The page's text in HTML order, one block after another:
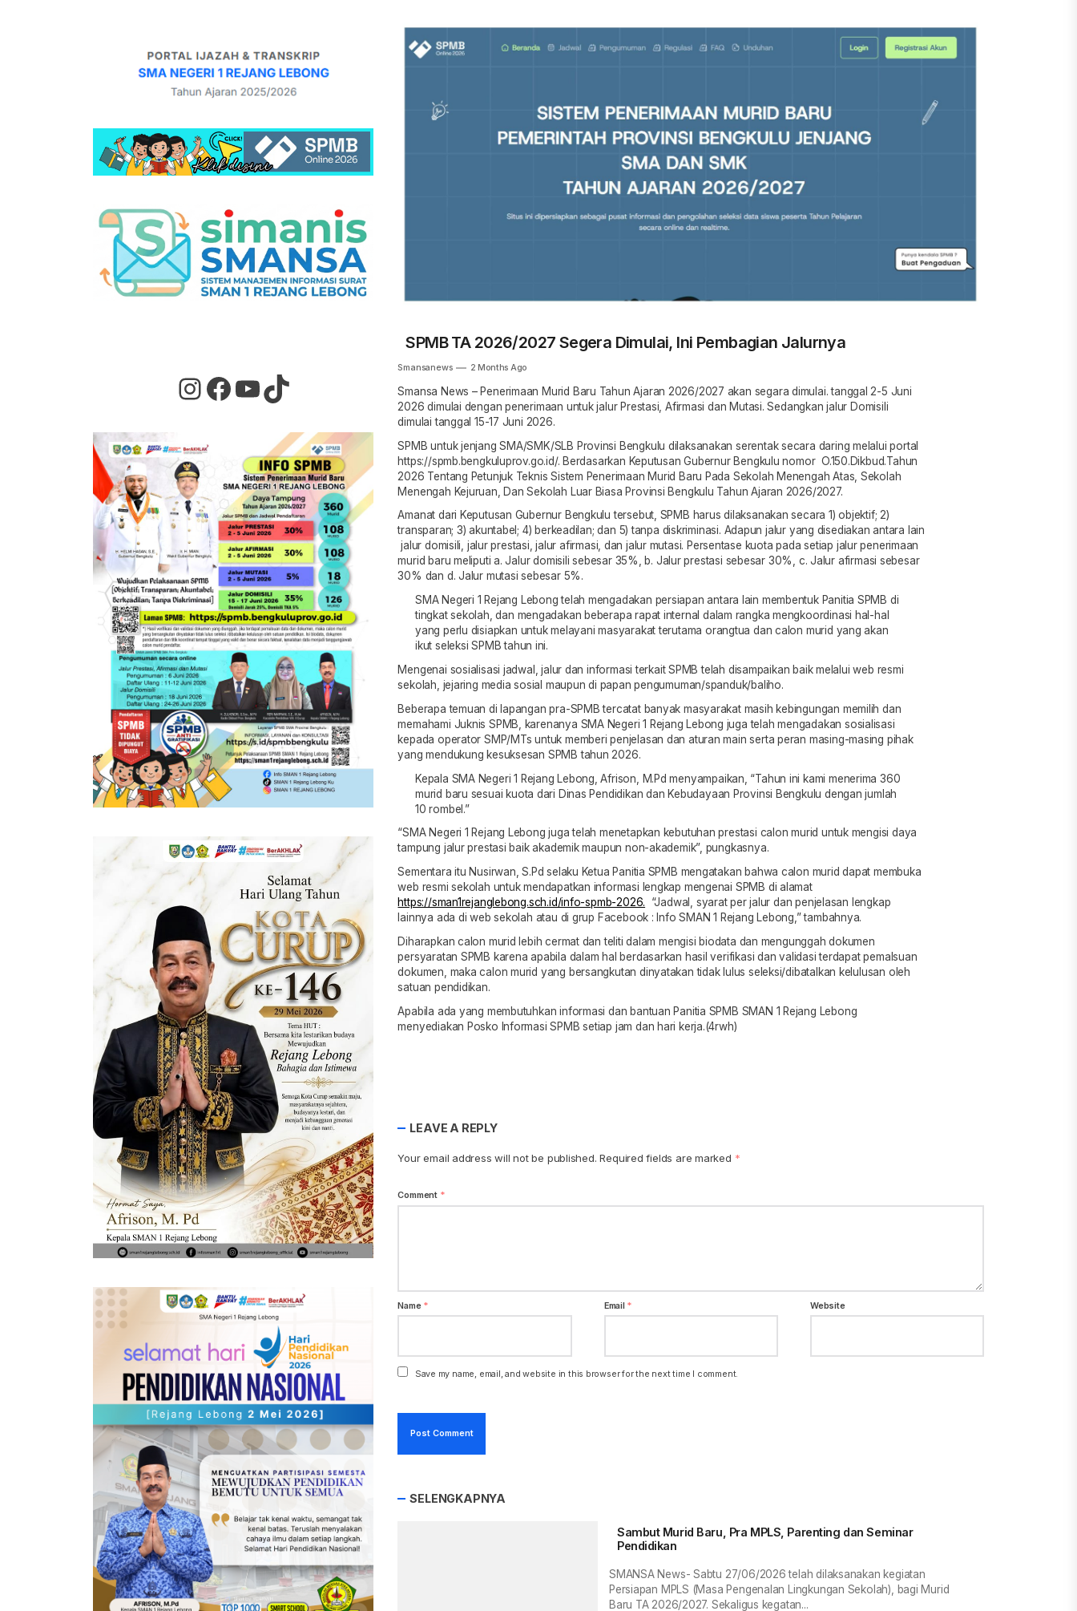
SMAN 1 Rejang Lebong Masuk Top 100 Nasional SIMT Kemendikdasmen, Peringkat 75 dari 9.300 SMA Indonesia
SIMANIS-SMANSA Sistem Manajemen Arsip dan Informasi Surat, Menuju Smart School – Edugital
Tim LCC 4 Pilar MPR SMAN 1 RL, Wakili Rejang Lebong Menuju Tingkat Provinsi
PMR SMANSA Pramabansa Juara Umum di Mahoni Championship XXIII 2026
SPMB TA 2026/2027 Segera Dimulai, Ini Pembagian Jalurnya
Smansanews 2 Months Ago
Smansa News – Penerimaan Murid Baru Tahun Ajaran 2026/2027 akan segara dimulai. tanggal 2-5 Juni
2026 dimulai dengan penerimaan untuk jalur Prestasi, Afirmasi dan Mutasi. Sedangkan jalur Domisili
dimulai tanggal 15-17 Juni 2026.
SPMB untuk jenjang SMA/SMK/SLB Provinsi Bengkulu dilaksanakan serentak secara daring melalui portal
https://spmb.bengkuluprov.go.id/. Berdasarkan Keputusan Gubernur Bengkulu nomor O.150.Dikbud.Tahun
2026 Tentang Petunjuk Teknis Sistem Penerimaan Murid Baru Pada Sekolah Menengah Atas, Sekolah
Menengah Kejuruan, Dan Sekolah Luar Biasa Provinsi Bengkulu Tahun Ajaran 2026/2027.
Amanat dari Keputusan Gubernur Bengkulu tersebut, SPMB harus dilaksanakan secara 1) objektif; 2)
transparan; 3) akuntabel; 4) berkeadilan; dan 5) tanpa diskriminasi. Adapun jalur yang disediakan antara lain
jalur domisili, jalur prestasi, jalur afirmasi, dan jalur mutasi. Persentase kuota pada setiap jalur penerimaan
murid baru meliputi a. Jalur domisili sebesar 35%, b. Jalur prestasi sebesar 30%, c. Jalur afirmasi sebesar
30% dan d. Jalur mutasi sebesar 5%.
SMA Negeri 1 Rejang Lebong telah mengadakan persiapan antara lain membentuk Panitia SPMB di
tingkat sekolah, dan mengadakan beberapa rapat internal dalam rangka mengkoordinasi hal-hal
yang perlu disiapkan untuk melayani masyarakat terutama orangtua dan calon murid yang akan
ikut seleksi SPMB tahun ini.
Mengenai sosialisasi jadwal, jalur dan informasi terkait SPMB telah disampaikan baik melalui web resmi
sekolah, jejaring media sosial maupun di papan pengumuman/spanduk/baliho.
Beberapa temuan di lapangan pra-SPMB tercatat banyak masyarakat masih kebingungan memilih dan
memahami Juknis SPMB, karenanya SMA Negeri 1 Rejang Lebong juga telah mengadakan sosialisasi
kepada operator SMP/MTs untuk memberi penjelasan dan aturan main serta peran masing-masing pihak
yang mendukung kesuksesan SPMB tahun 2026.
Kepala SMA Negeri 1 Rejang Lebong, Afrison, M.Pd menyampaikan, “Tahun ini kami menerima 360
murid baru sesuai kuota dari Dinas Pendidikan dan Kebudayaan Provinsi Bengkulu dengan jumlah
10 rombel.”
“SMA Negeri 1 Rejang Lebong juga telah menetapkan kebutuhan prestasi calon murid untuk mengisi daya
tampung jalur prestasi baik akademik maupun non-akademik”, pungkasnya.
Sementara itu Nusirwan, S.Pd selaku Ketua Panitia SPMB mengatakan bahwa calon murid dapat membuka
web resmi sekolah untuk mendapatkan informasi lengkap mengenai SPMB di alamat
https://sman1rejanglebong.sch.id/info-spmb-2026. “Jadwal, syarat per jalur dan penjelasan lengkap
lainnya ada di web sekolah atau di grup Facebook : Info SMAN 1 Rejang Lebong,” tambahnya.
Diharapkan calon murid lebih cermat dan teliti dalam mengisi biodata dan mengunggah dokumen
persyaratan SPMB karena apabila dalam hal berdasarkan hasil verifikasi dan validasi terdapat pemalsuan
dokumen, maka calon murid yang bersangkutan dinyatakan tidak lulus seleksi/dibatalkan kelulusan oleh
satuan pendidikan.
Apabila ada yang membutuhkan informasi dan bantuan Panitia SPMB SMAN 1 Rejang Lebong
menyediakan Posko Informasi SPMB setiap jam dan hari kerja.(4rwh)
LEAVE A REPLY
Your email address will not be published. Required fields are marked *
Comment *
Name * Email * Website
Save my name, email, and website in this browser for the next time I comment.
SELENGKAPNYA
Sambut Murid Baru, Pra MPLS, Parenting dan Seminar
Pendidikan
SMANSA News- Sabtu 27/06/2026 telah dilaksanakan kegiatan
Persiapan MPLS (Masa Pengenalan Lingkungan Sekolah), bagi Murid
Baru TA 2026/2027. Sekaligus kegatan...
Instagram
Facebook
YouTube
TikTok